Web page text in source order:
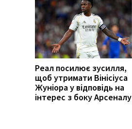
Реал посилює зусилля,
щоб утримати Вінісіуса
Жуніора у відповідь на
інтерес з боку Арсеналу